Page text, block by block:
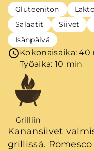
Gluteeniton
Salaatit
Siivet
Isänpäivä
Kokonaisaika: 40
Työaika: 10 min
Grilliin
Kanansiivet
grillissä.